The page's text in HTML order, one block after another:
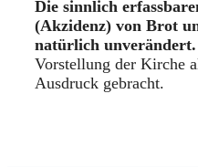
Die sinnlich
(Akzidenz) von Brot
natürlich unverändert.
Vorstellung der Kirche
Ausdruck gebracht.